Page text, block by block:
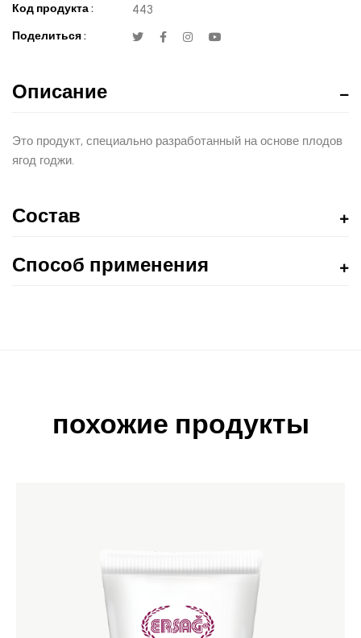
Код продукта : 443
Поделиться :
Описание
Это продукт, специально разработанный на основе плодов
ягод годжи.
Состав
Способ применения
похожие продукты